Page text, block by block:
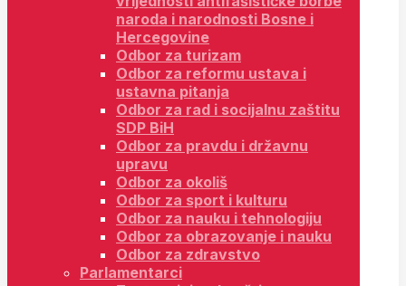
naroda i narodnosti Bosne i
Hercegovine
Odbor za turizam
Odbor za reformu ustava i
ustavna pitanja
Odbor za rad i socijalnu zaštitu
SDP BiH
Odbor za pravdu i državnu
upravu
Odbor za okoliš
Odbor za sport i kulturu
Odbor za nauku i tehnologiju
Odbor za obrazovanje i nauku
Odbor za zdravstvo
Parlamentarci